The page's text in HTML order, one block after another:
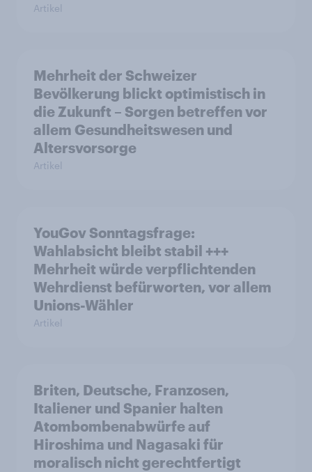
Artikel
Mehrheit der Schweizer
Bevölkerung blickt optimistisch in
die Zukunft – Sorgen betreffen vor
allem Gesundheitswesen und
Altersvorsorge
Artikel
YouGov Sonntagsfrage:
Wahlabsicht bleibt stabil +++
Mehrheit würde verpflichtenden
Wehrdienst befürworten, vor allem
Unions-Wähler
Artikel
Briten, Deutsche, Franzosen,
Italiener und Spanier halten
Atombombenabwürfe auf
Hiroshima und Nagasaki für
moralisch nicht gerechtfertigt